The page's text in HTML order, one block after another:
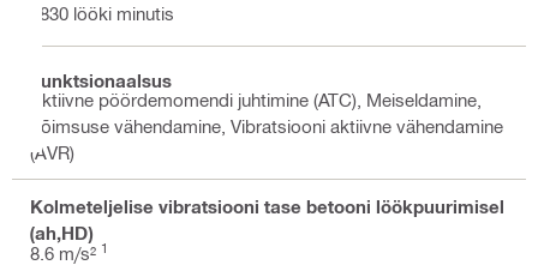
2830 lööki minutis
Funktsionaalsus
Aktiivne pöördemomendi juhtimine (ATC), Meiseldamine,
Võimsuse vähendamine, Vibratsiooni aktiivne vähendamine
(AVR)
Kolmeteljelise vibratsiooni tase betooni löökpuurimisel
(ah,HD)
8.6 m/s² 1